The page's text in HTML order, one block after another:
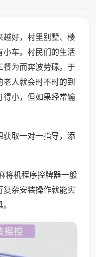
好，村里别墅、楼
小车。村民们的生活
餐为而奔波劳碌。于
人就会时不时的到
得小，但如果经常输
获取一对一指导，添
将机程序控牌器一般
复杂安装操作就能实